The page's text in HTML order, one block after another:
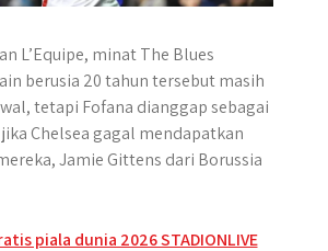
L’Equipe, minat The Blues
berusia 20 tahun tersebut masih
tetapi Fofana dianggap sebagai
Chelsea gagal mendapatkan
Jamie Gittens dari Borussia